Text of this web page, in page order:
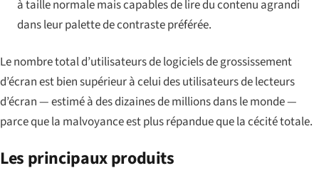
à taille normale mais capables de lire du contenu agrandi
dans leur palette de contraste préférée.
Le nombre total d’utilisateurs de logiciels de grossissement
d’écran est bien supérieur à celui des utilisateurs de lecteurs
d’écran — estimé à des dizaines de millions dans le monde —
parce que la malvoyance est plus répandue que la cécité totale.
Les principaux produits